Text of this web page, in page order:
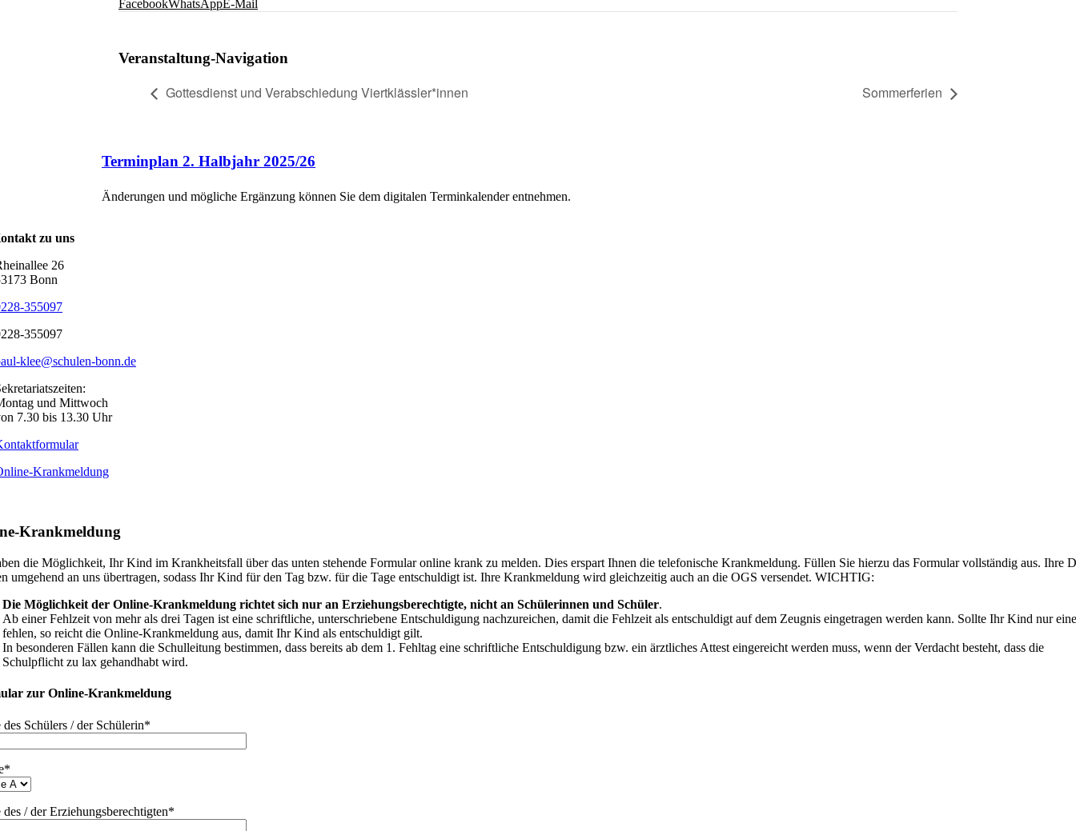
FacebookWhatsAppE-Mail
Veranstaltung-Navigation
Gottesdienst und Verabschiedung Viertklässler*innen Sommerferien
Terminplan 2. Halbjahr 2025/26
Änderungen und mögliche Ergänzung können Sie dem digitalen Terminkalender entnehmen.
zu uns
26
Bonn
355097
355097
klee@schulen-bonn.de
und Mittwoch
7.30 bis 13.30 Uhr
Krankmeldung
Krankmeldung
die Möglichkeit, Ihr Kind im Krankheitsfall über das unten stehende Formular online krank zu melden. Dies erspart Ihnen die telefonische Krankmeldung. Füllen Sie hierzu das Formular vollständig aus. Ihre
umgehend an uns übertragen, sodass Ihr Kind für den Tag bzw. für die Tage entschuldigt ist. Ihre Krankmeldung wird gleichzeitig auch an die OGS versendet. WICHTIG:
Die Möglichkeit der Online-Krankmeldung richtet sich nur an Erziehungsberechtigte, nicht an Schülerinnen und Schüler.
Ab einer Fehlzeit von mehr als drei Tagen ist eine schriftliche, unterschriebene Entschuldigung nachzureichen, damit die Fehlzeit als entschuldigt auf dem Zeugnis eingetragen werden kann. Sollte Ihr Kind nur
fehlen, so reicht die Online-Krankmeldung aus, damit Ihr Kind als entschuldigt gilt.
In besonderen Fällen kann die Schulleitung bestimmen, dass bereits ab dem 1. Fehltag eine schriftliche Entschuldigung bzw. ein ärztliches Attest eingereicht werden muss, wenn der Verdacht besteht, dass die
Schulpflicht zu lax gehandhabt wird.
zur Online-Krankmeldung
des Schülers / der Schülerin*
des / der Erziehungsberechtigten*